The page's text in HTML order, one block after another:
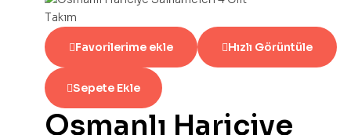
Favorilerime ekle Hızlı Görüntüle
Sepete Ekle
Osmanlı Hariciye